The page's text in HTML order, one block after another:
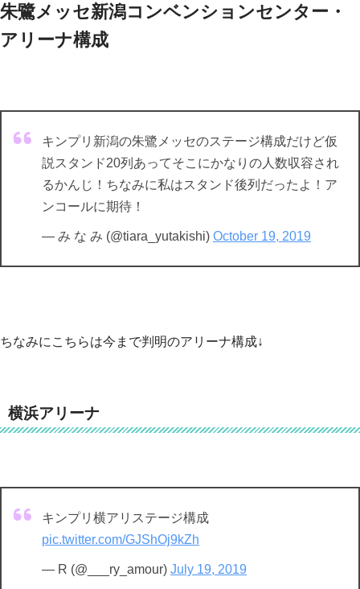
朱鷺メッセ新潟コンベンションセンター・
アリーナ構成
キンプリ新潟の朱鷺メッセのステージ構成だけど仮
説スタンド20列あってそこにかなりの人数収容され
るかんじ！ちなみに私はスタンド後列だったよ！ア
ンコールに期待！
— み な み (@tiara_yutakishi) October 19, 2019
ちなみにこちらは今まで判明のアリーナ構成↓
横浜アリーナ
キンプリ横アリステージ構成
pic.twitter.com/GJShOj9kZh
— R (@___ry_amour) July 19, 2019